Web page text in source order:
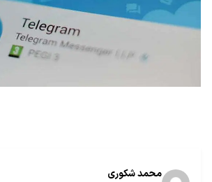
محمد شکوری